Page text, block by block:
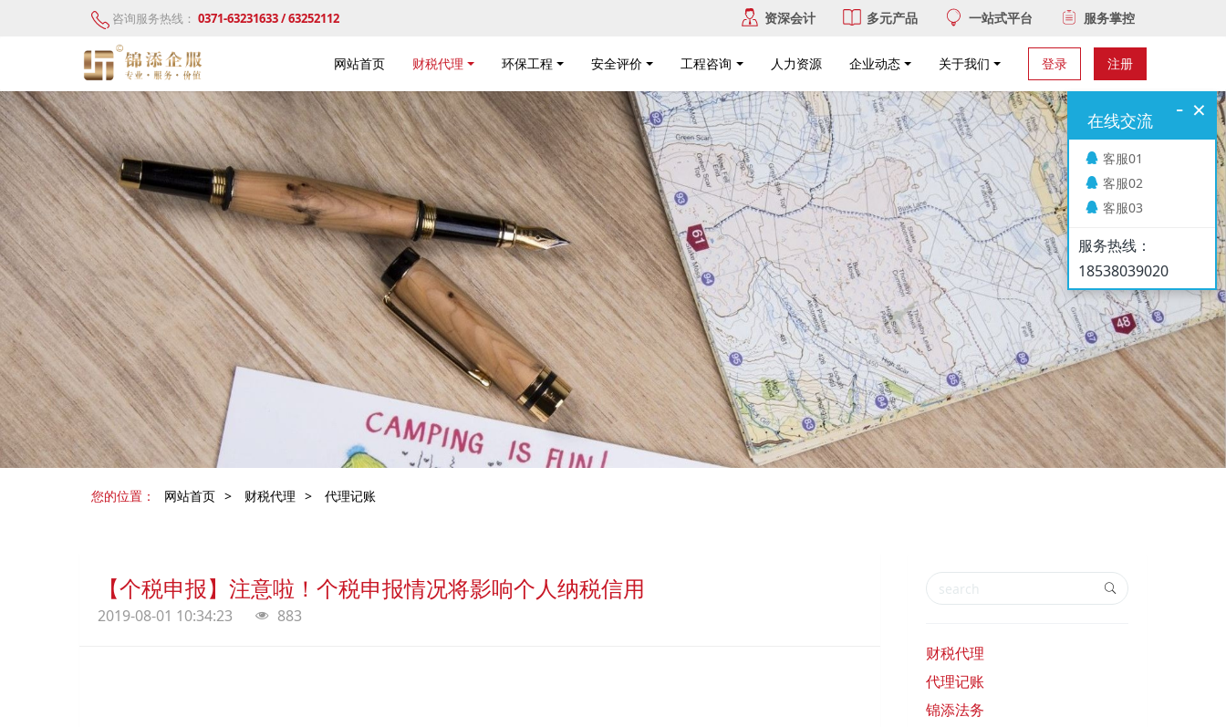
咨询服务热线： 0371-63231633 / 63252112 资深会计 多元产品 一站式平台 服务掌控
登录 注册
网站首页 财税代理 环保工程 安全评价 工程咨询 人力资源 企业动态 关于我们
您的位置： 网站首页 > 财税代理 > 代理记账
【个税申报】注意啦！个税申报情况将影响个人纳税信用
2019-08-01 10:34:23 883
财税代理
代理记账
锦添法务
×
-
在线交流
客服01
客服02
客服03
服务热线：
18538039020